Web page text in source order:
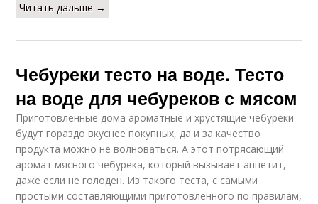
Читать дальше →
Чебуреки тесто на воде. Тесто
на воде для чебуреков с мясом
Приготовленные дома ароматные и хрустящие чебуреки
будут гораздо вкуснее покупных, да и за качество
продукта можно не волноваться. А этот потрясающий
аромат мясного чебурека, который вызывает аппетит,
даже если не голоден. Из такого теста, с самыми
простыми составляющими приготовленного по правилам,